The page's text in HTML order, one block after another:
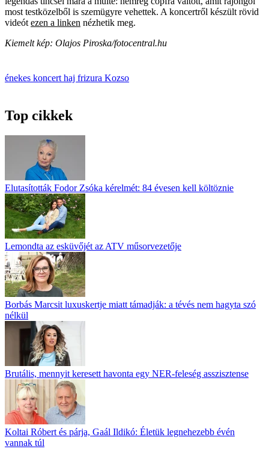
most testközelből is szemügyre vehettek. A koncertről készült rövid
videót ezen a linken nézhetik meg.
Kiemelt kép: Olajos Piroska/fotocentral.hu
énekes koncert haj frizura Kozso
Top cikkek
Elutasították Fodor Zsóka kérelmét: 84 évesen kell költöznie
Lemondta az esküvőjét az ATV műsorvezetője
Borbás Marcsit luxuskertje miatt támadják: a tévés nem hagyta szó
nélkül
Brutális, mennyit keresett havonta egy NER-feleség asszisztense
Koltai Róbert és párja, Gaál Ildikó: Életük legnehezebb évén
vannak túl